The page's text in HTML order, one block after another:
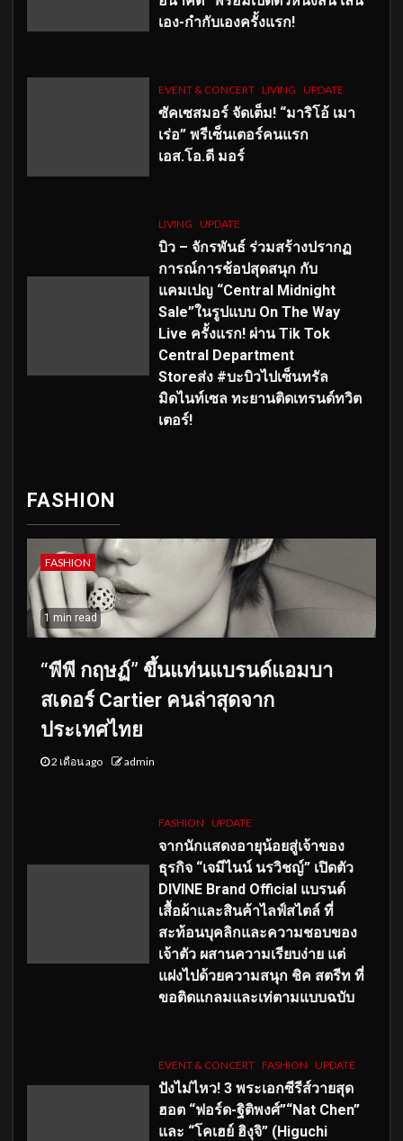
เอง-กำกับเองครั้งแรก!
EVENT & CONCERT LIVING UPDATE
ซัคเซสมอร์ จัดเต็ม! “มาริโอ้ เมา
เร่อ” พรีเซ็นเตอร์คนแรก
เอส.โอ.ดี มอร์
LIVING UPDATE
บิว – จักรพันธ์ ร่วมสร้างปรากฏ
การณ์การช้อปสุดสนุก กับ
แคมเปญ “Central Midnight
Sale”ในรูปแบบ On The Way
Live ครั้งแรก! ผ่าน Tik Tok
Central Department
Storeส่ง #บะบิวไปเซ็นทรัล
มิดไนท์เซล ทะยานติดเทรนด์ทวิต
เตอร์!
FASHION
FASHION
1 min read
“พีพี กฤษฏ์” ขึ้นแท่นแบรนด์แอมบา
สเดอร์ Cartier คนล่าสุดจาก
ประเทศไทย
2 เดือน ago admin
FASHION UPDATE
จากนักแสดงอายุน้อยสู่เจ้าของ
ธุรกิจ “เจมีไนน์ นรวิชญ์” เปิดตัว
DIVINE Brand Official แบรนด์
เสื้อผ้าและสินค้าไลฟ์สไตล์ ที่
สะท้อนบุคลิกและความชอบของ
เจ้าตัว ผสานความเรียบง่าย แต่
แฝงไปด้วยความสนุก ชิค สตรีท ที่
ขอติดแกลมและเท่ตามแบบฉบับ
EVENT & CONCERT FASHION UPDATE
ปังไม่ไหว! 3 พระเอกซีรีส์วายสุด
ฮอต “ฟอร์ด-ฐิติพงศ์”“Nat Chen”
และ “โคเฮย์ ฮิงุจิ” (Higuchi